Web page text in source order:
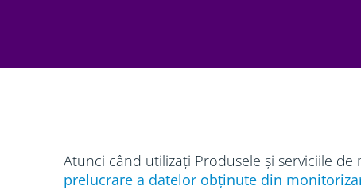
Atunci când utilizați Produsele și serviciile
prelucrare a datelor obținute din